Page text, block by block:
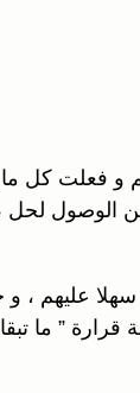
كل ما
الوصول
عليهم ، و
قرارة ”